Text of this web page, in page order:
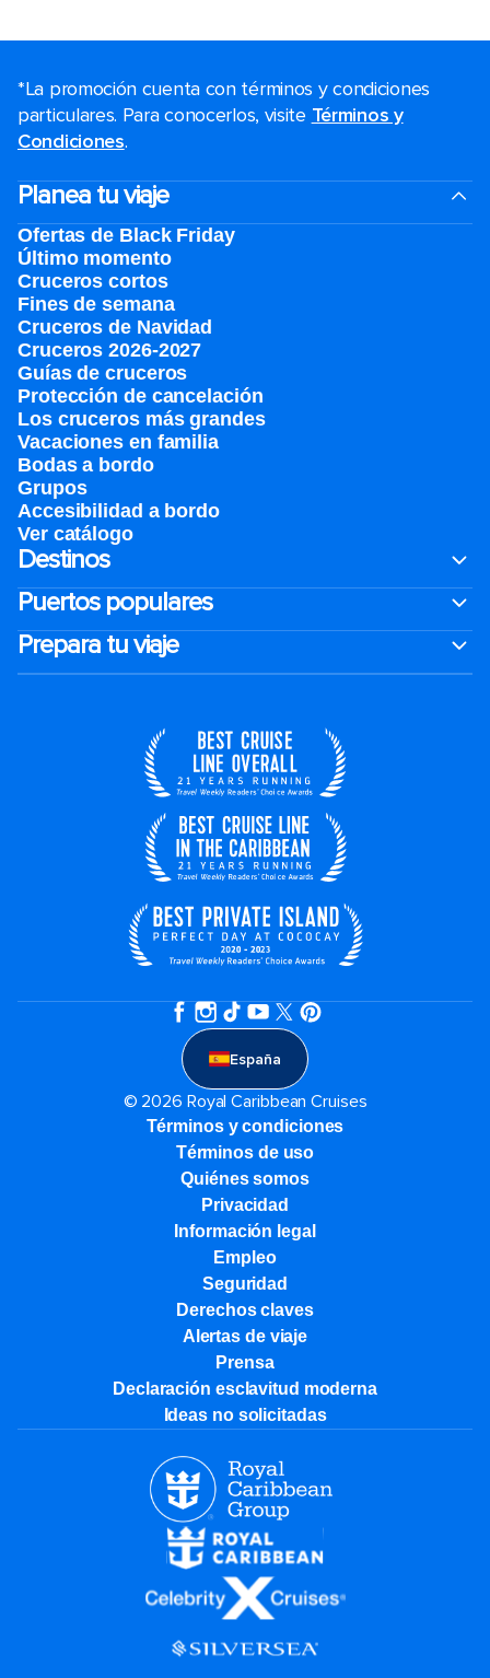
*La promoción cuenta con términos y condiciones
particulares. Para conocerlos, visite Términos y
Condiciones.
Planea tu viaje
Ofertas de Black Friday
Último momento
Cruceros cortos
Fines de semana
Cruceros de Navidad
Cruceros 2026-2027
Guías de cruceros
Protección de cancelación
Los cruceros más grandes
Vacaciones en familia
Bodas a bordo
Grupos
Accesibilidad a bordo
Ver catálogo
Destinos
Puertos populares
Prepara tu viaje
España
© 2026 Royal Caribbean Cruises
Términos y condiciones
Términos de uso
Quiénes somos
Privacidad
Información legal
Empleo
Seguridad
Derechos claves
Alertas de viaje
Prensa
Declaración esclavitud moderna
Ideas no solicitadas